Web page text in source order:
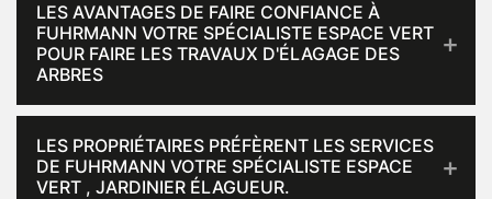
LES AVANTAGES DE FAIRE CONFIANCE À
FUHRMANN VOTRE SPÉCIALISTE ESPACE VERT
POUR FAIRE LES TRAVAUX D'ÉLAGAGE DES
ARBRES
LES PROPRIÉTAIRES PRÉFÈRENT LES SERVICES
DE FUHRMANN VOTRE SPÉCIALISTE ESPACE
VERT , JARDINIER ÉLAGUEUR.